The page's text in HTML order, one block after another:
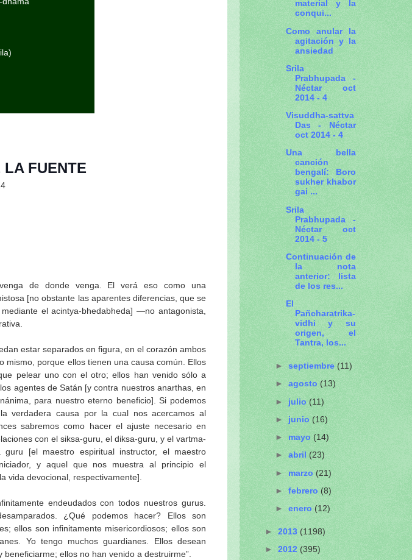
LA FUENTE
de donde venga. El verá eso como una
[no obstante las aparentes diferencias, que se
mediante el acintya-bhedabheda] —no antagonista,
estar separados en figura, en el corazón ambos
mismo, porque ellos tienen una causa común. Ellos
pelear uno con el otro; ellos han venido sólo a
agentes de Satán [y contra nuestros anarthas, en
para nuestro eterno beneficio]. Si podemos
verdadera causa por la cual nos acercamos al
sabremos como hacer el ajuste necesario en
con el siksa-guru, el diksa-guru, y el vartma-
guru [el maestro espiritual instructor, el maestro
y aquel que nos muestra al principio el
vida devocional, respectivamente].
endeudados con todos nuestros gurus.
¿Qué podemos hacer? Ellos son
ellos son infinitamente misericordiosos; ellos son
Yo tengo muchos guardianes. Ellos desean
beneficiarme; ellos no han venido a destruirme”.
material y la
conqui...
Como anular la
agitación y la
ansiedad
Srila
Prabhupada -
Néctar oct
2014 - 4
Visuddha-sattva
Das - Néctar
oct 2014 - 4
Una bella
canción
bengalí: Boro
sukher khabor
gai ...
Srila
Prabhupada -
Néctar oct
2014 - 5
Continuación de
la nota
anterior: lista
de los res...
El
Pañcharatrika-
vidhi y su
origen, el
Tantra, los...
► septiembre (11)
► agosto (13)
► julio (11)
► junio (16)
► mayo (14)
► abril (23)
► marzo (21)
► febrero (8)
► enero (12)
► 2013 (1198)
► 2012 (395)